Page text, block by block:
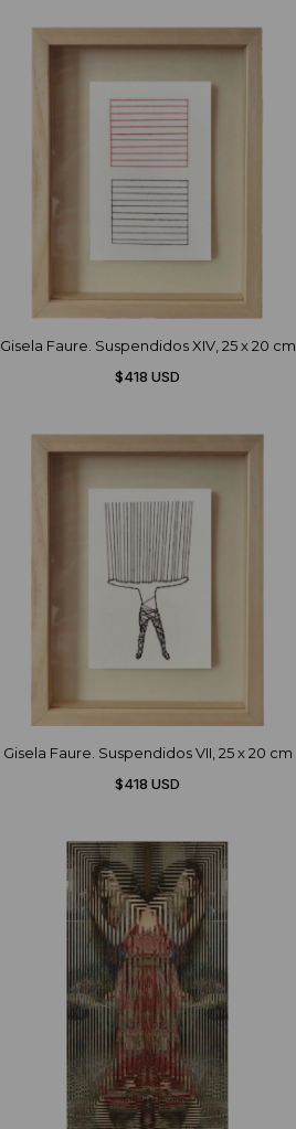
Gisela Faure. Suspendidos XIV, 25 x 20 cm
$418 USD
Gisela Faure. Suspendidos VII, 25 x 20 cm
$418 USD